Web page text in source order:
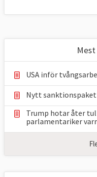
USA inför
Nytt
Trump hotar åter
parlamentariker